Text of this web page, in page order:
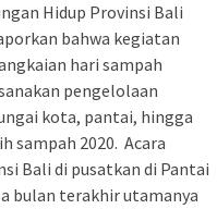
Hidup Provinsi Bali
bahwa kegiatan
hari sampah
pengelolaan
kota, pantai, hingga
sampah 2020. Acara
Bali di pusatkan di Pantai
bulan terakhir utamanya